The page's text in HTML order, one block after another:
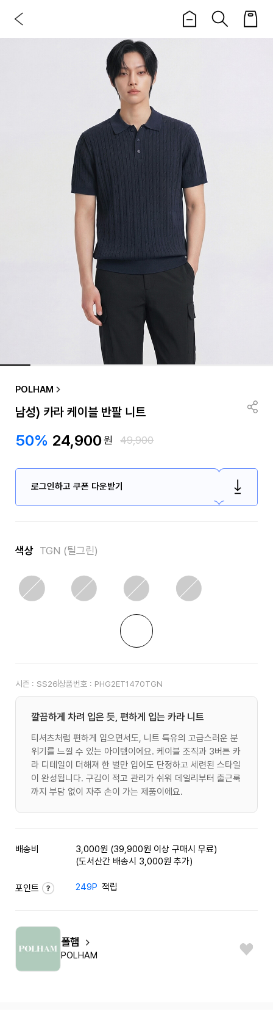
POLHAM
남성) 카라 케이블 반팔 니트
50% 24,900원 49,900
로그인하고 쿠폰 다운받기
색상 TGN (틸그린)
시즌 : SS26상품번호 : PHG2ET1470TGN
깔끔하게 차려 입은 듯, 편하게 입는 카라 니트
티셔츠처럼 편하게 입으면서도, 니트 특유의 고급스러운 분
위기를 느낄 수 있는 아이템이에요. 케이블 조직과 3버튼 카
라 디테일이 더해져 한 벌만 입어도 단정하고 세련된 스타일
이 완성됩니다. 구김이 적고 관리가 쉬워 데일리부터 출근룩
까지 부담 없이 자주 손이 가는 제품이에요.
배송비
3,000원 (39,900원 이상 구매시 무료)
(도서산간 배송시 3,000원 추가)
포인트 249P 적립
폴햄
POLHAM